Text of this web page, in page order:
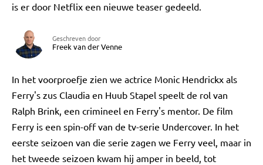
is er door Netflix een nieuwe teaser gedeeld.
Geschreven door
Freek van der Venne
In het voorproefje zien we actrice Monic Hendrickx als
Ferry's zus Claudia en Huub Stapel speelt de rol van
Ralph Brink, een crimineel en Ferry's mentor. De film
Ferry is een spin-off van de tv-serie Undercover. In het
eerste seizoen van die serie zagen we Ferry veel, maar in
het tweede seizoen kwam hij amper in beeld, tot